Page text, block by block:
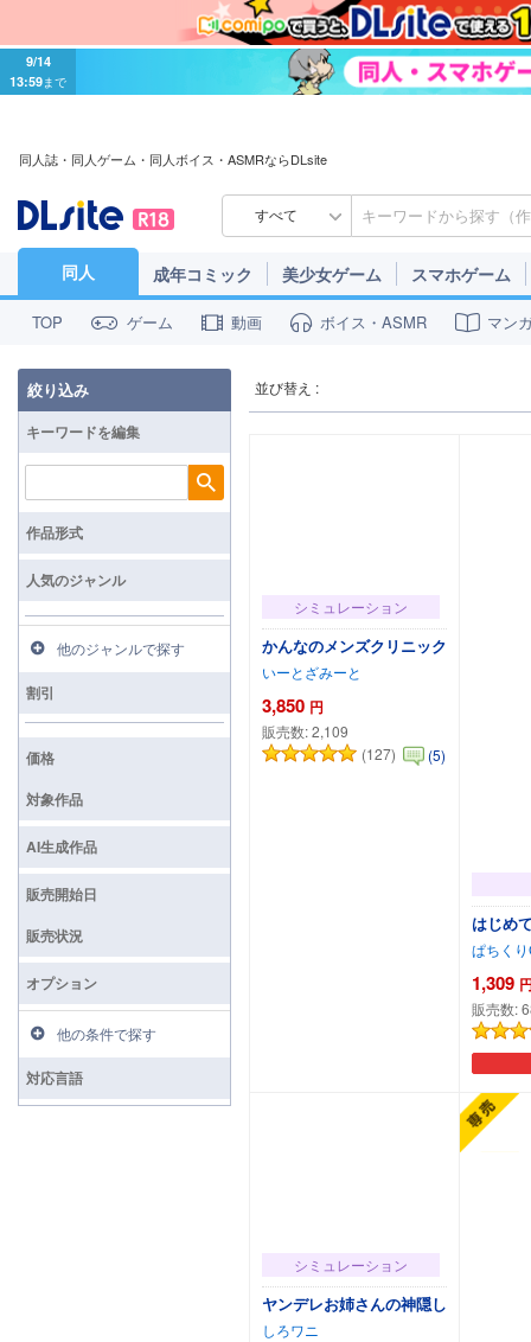
9/14
13:59まで
同人誌・同人ゲーム・同人ボイス・ASMRならDLsite
すべて
同人 成年コミック 美少女ゲーム スマホゲーム
TOP ゲーム 動画 ボイス・ASMR マン
並び替え :
シミュレーション
かんなのメンズクリニック
いーとざみーと
3,850 円
販売数:2,109
(127)
(5)
はじめ
ぱちく
1,309
販売数:
シミュレーション
ヤンデレお姉さんの神隠し
しろワニ
絞り込み
キーワードを編集
検索
作品形式
人気のジャンル
他のジャンルで探す
割引
価格
対象作品
AI生成作品
販売開始日
販売状況
オプション
他の条件で探す
対応言語